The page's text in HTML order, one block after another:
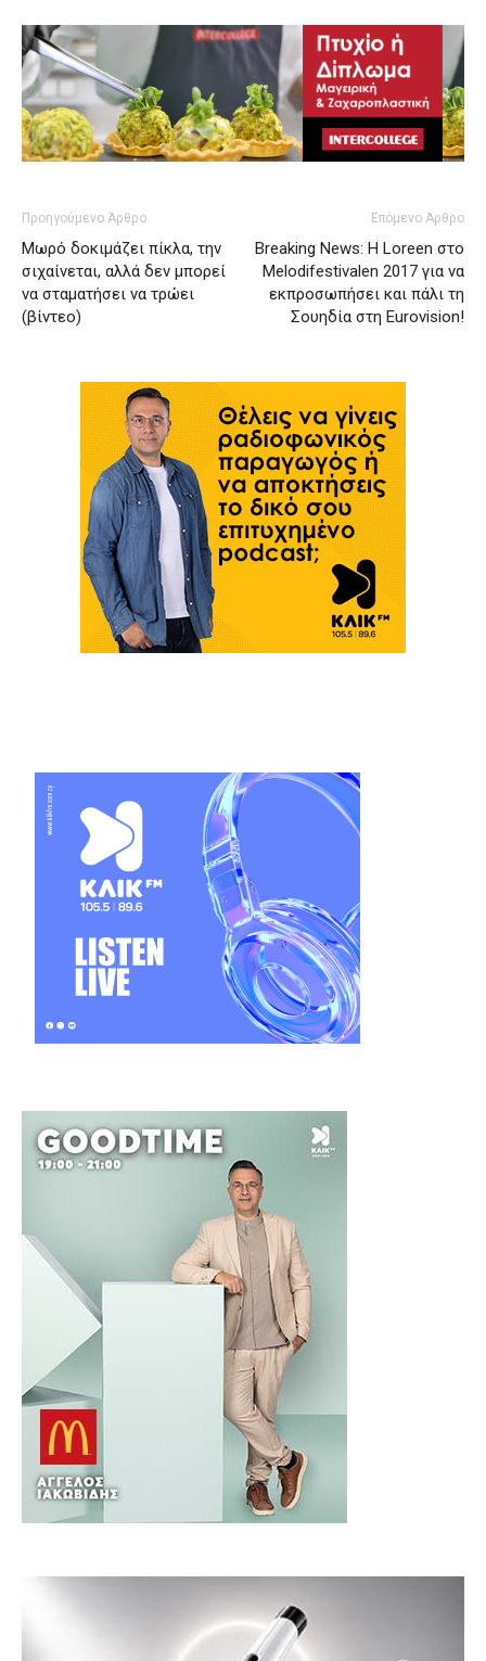
Προηγούμενο Άρθρο
Μωρό δοκιμάζει πίκλα, την
σιχαίνεται, αλλά δεν μπορεί
να σταματήσει να τρώει
(βίντεο)
Επόμενο Άρθρο
Breaking News: Η Loreen στο
Melodifestivalen 2017 για να
εκπροσωπήσει και πάλι τη
Σουηδία στη Eurovision!